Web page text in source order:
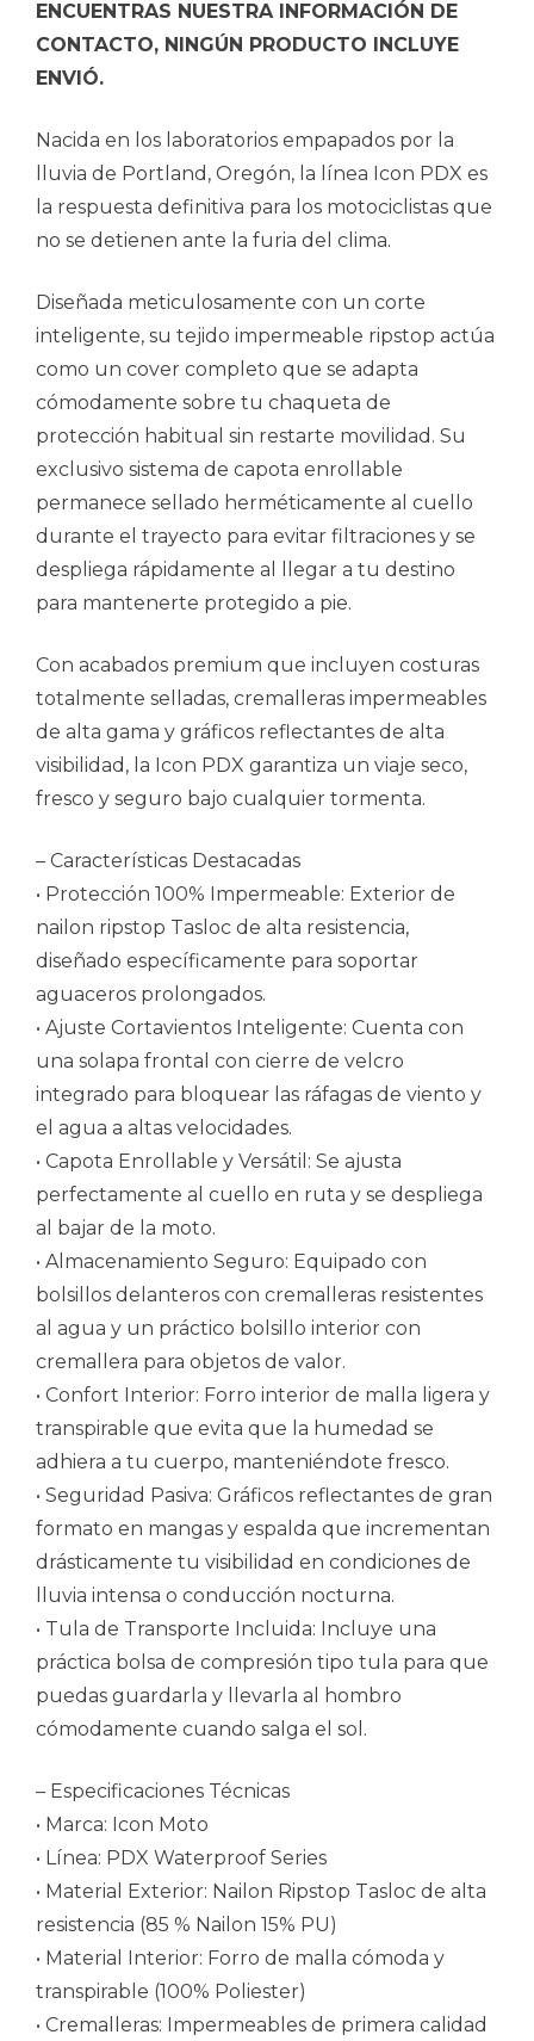
ENCUENTRAS NUESTRA INFORMACIÓN DE
CONTACTO, NINGÚN PRODUCTO INCLUYE
ENVIÓ.
Nacida en los laboratorios empapados por la
lluvia de Portland, Oregón, la línea Icon PDX es
la respuesta definitiva para los motociclistas que
no se detienen ante la furia del clima.
Diseñada meticulosamente con un corte
inteligente, su tejido impermeable ripstop actúa
como un cover completo que se adapta
cómodamente sobre tu chaqueta de
protección habitual sin restarte movilidad. Su
exclusivo sistema de capota enrollable
permanece sellado herméticamente al cuello
durante el trayecto para evitar filtraciones y se
despliega rápidamente al llegar a tu destino
para mantenerte protegido a pie.
Con acabados premium que incluyen costuras
totalmente selladas, cremalleras impermeables
de alta gama y gráficos reflectantes de alta
visibilidad, la Icon PDX garantiza un viaje seco,
fresco y seguro bajo cualquier tormenta.
– Características Destacadas
• Protección 100% Impermeable: Exterior de
nailon ripstop Tasloc de alta resistencia,
diseñado específicamente para soportar
aguaceros prolongados.
• Ajuste Cortavientos Inteligente: Cuenta con
una solapa frontal con cierre de velcro
integrado para bloquear las ráfagas de viento y
el agua a altas velocidades.
• Capota Enrollable y Versátil: Se ajusta
perfectamente al cuello en ruta y se despliega
al bajar de la moto.
• Almacenamiento Seguro: Equipado con
bolsillos delanteros con cremalleras resistentes
al agua y un práctico bolsillo interior con
cremallera para objetos de valor.
• Confort Interior: Forro interior de malla ligera y
transpirable que evita que la humedad se
adhiera a tu cuerpo, manteniéndote fresco.
• Seguridad Pasiva: Gráficos reflectantes de gran
formato en mangas y espalda que incrementan
drásticamente tu visibilidad en condiciones de
lluvia intensa o conducción nocturna.
• Tula de Transporte Incluida: Incluye una
práctica bolsa de compresión tipo tula para que
puedas guardarla y llevarla al hombro
cómodamente cuando salga el sol.
– Especificaciones Técnicas
• Marca: Icon Moto
• Línea: PDX Waterproof Series
• Material Exterior: Nailon Ripstop Tasloc de alta
resistencia (85 % Nailon 15% PU)
• Material Interior: Forro de malla cómoda y
transpirable (100% Poliester)
• Cremalleras: Impermeables de primera calidad